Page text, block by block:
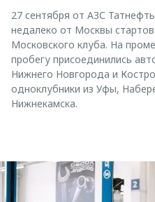
27 сентября от АЗС
недалеко от Москвы
Московского клуба. На
пробегу присоединились
Нижнего Новгорода и
одноклубники из Уфы,
Нижнекамска.